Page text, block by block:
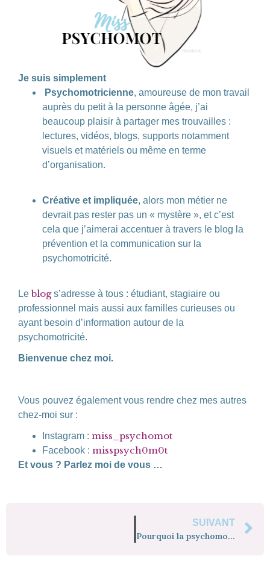
Je suis simplement
Psychomotricienne, amoureuse de mon travail
auprès du petit à la personne âgée, j’ai
beaucoup plaisir à partager mes trouvailles :
lectures, vidéos, blogs, supports notamment
visuels et matériels ou même en terme
d’organisation.
Créative et impliquée, alors mon métier ne
devrait pas rester pas un « mystère », et c’est
cela que j’aimerai accentuer à travers le blog la
prévention et la communication sur la
psychomotricité.
Leblogs’adresse à tous : étudiant, stagiaire ou
professionnel mais aussi aux familles curieuses ou
ayant besoin d’information autour de la
psychomotricité.
Bienvenue chez moi.
Vous pouvez également vous rendre chez mes autres
chez-moi sur :
Instagram : miss_psychomot
Facebook : misspsych0m0t
Et vous ? Parlez moi de vous …
SUIVANT
Pourquoi la psychomotricité est si complexe à définir ?